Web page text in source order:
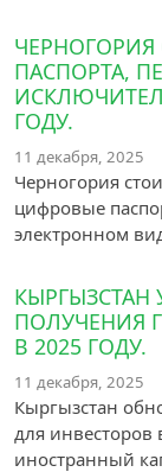
ПАСПОРТА,
ГОДУ.
11 декабря, 2025
Черногория
цифровые
электронном
КЫРГЫЗСТАН
ПОЛУЧЕНИЯ
В 2025 ГОДУ.
11 декабря, 2025
Кыргызстан
для инвесторов
иностранный